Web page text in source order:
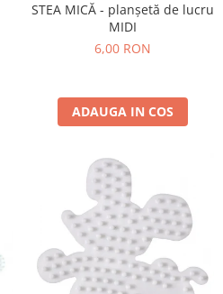
STEA MICĂ - planșetă de lucru
MIDI
6,00 RON
ADAUGA IN COS